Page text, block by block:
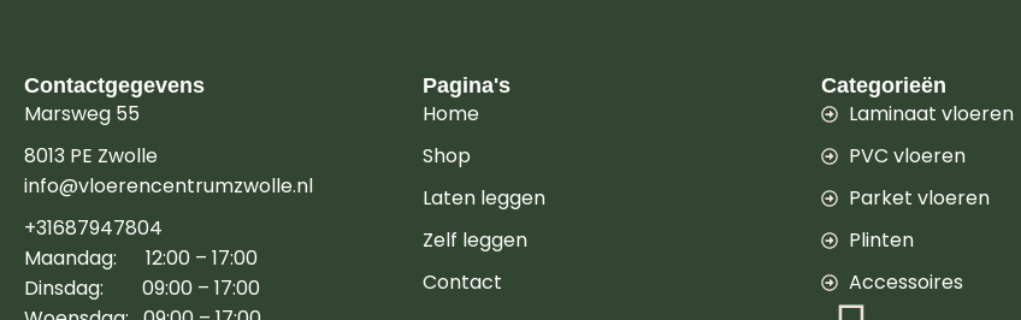
Contactgegevens
Marsweg 55
8013 PE Zwolle
info@vloerencentrumzwolle.nl
+31687947804
Maandag: 12:00 – 17:00
Dinsdag: 09:00 – 17:00
Pagina's
Home
Shop
Laten leggen
Zelf leggen
Contact
Categorieën
Laminaat vloeren
PVC vloeren
Parket vloeren
Plinten
Accessoires